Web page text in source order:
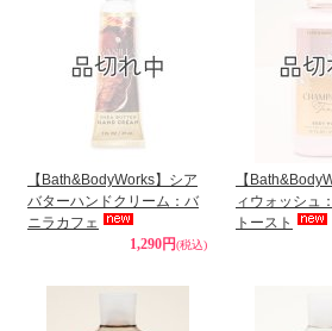
【Bath&BodyWorks】シア
バターハンドクリーム：バ
ニラカフェ
1,290円(税込)
【
ィウォッシュ
トースト